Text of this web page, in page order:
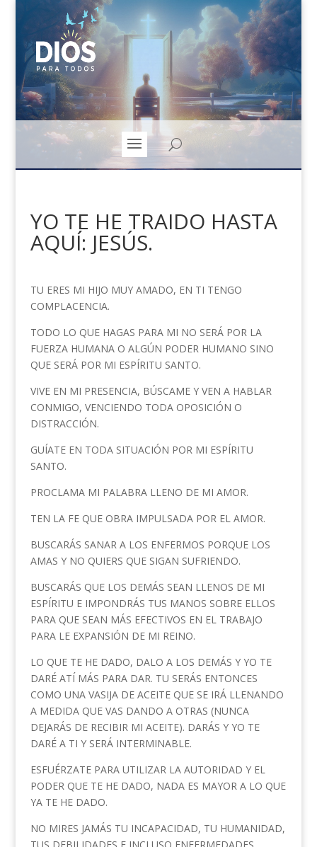
YO TE HE TRAIDO HASTA
AQUÍ: JESÚS.
TU ERES MI HIJO MUY AMADO, EN TI TENGO
COMPLACENCIA.
TODO LO QUE HAGAS PARA MI NO SERÁ POR LA
FUERZA HUMANA O ALGÚN PODER HUMANO SINO
QUE SERÁ POR MI ESPÍRITU SANTO.
VIVE EN MI PRESENCIA, BÚSCAME Y VEN A HABLAR
CONMIGO, VENCIENDO TODA OPOSICIÓN O
DISTRACCIÓN.
GUÍATE EN TODA SITUACIÓN POR MI ESPÍRITU
SANTO.
PROCLAMA MI PALABRA LLENO DE MI AMOR.
TEN LA FE QUE OBRA IMPULSADA POR EL AMOR.
BUSCARÁS SANAR A LOS ENFERMOS PORQUE LOS
AMAS Y NO QUIERS QUE SIGAN SUFRIENDO.
BUSCARÁS QUE LOS DEMÁS SEAN LLENOS DE MI
ESPÍRITU E IMPONDRÁS TUS MANOS SOBRE ELLOS
PARA QUE SEAN MÁS EFECTIVOS EN EL TRABAJO
PARA LE EXPANSIÓN DE MI REINO.
LO QUE TE HE DADO, DALO A LOS DEMÁS Y YO TE
DARÉ ATÍ MÁS PARA DAR. TU SERÁS ENTONCES
COMO UNA VASIJA DE ACEITE QUE SE IRÁ LLENANDO
A MEDIDA QUE VAS DANDO A OTRAS (NUNCA
DEJARÁS DE RECIBIR MI ACEITE). DARÁS Y YO TE
DARÉ A TI Y SERÁ INTERMINABLE.
ESFUÉRZATE PARA UTILIZAR LA AUTORIDAD Y EL
PODER QUE TE HE DADO, NADA ES MAYOR A LO QUE
YA TE HE DADO.
NO MIRES JAMÁS TU INCAPACIDAD, TU HUMANIDAD,